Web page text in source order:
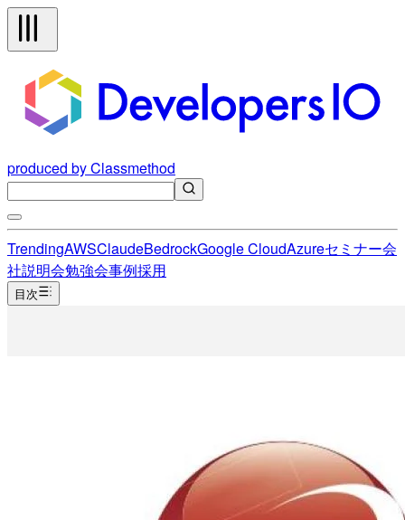
produced by Classmethod
TrendingAWSClaudeBedrockGoogle CloudAzureセミナー会
社説明会勉強会事例採用
目次